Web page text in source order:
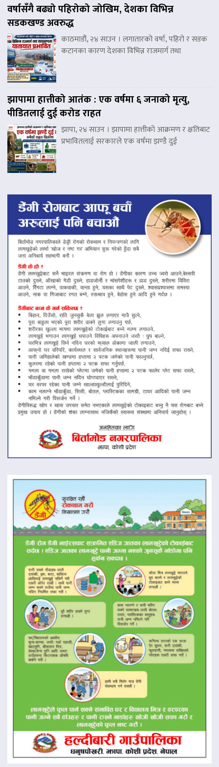
वर्षासँगै बढ्यो पहिरोको जोखिम, देशका विभिन्न
सडकखण्ड अवरुद्ध
काठमाडौं, २४ साउन । लगातारको वर्षा, पहिरो र सडक
कटानका कारण देशका विभिन्न राजमार्ग तथा
झापामा हात्तीको आतंक : एक वर्षमा ६ जनाको मृत्यु,
पीडितलाई दुई करोड राहत
झापा, २४ साउन । झापामा हात्तीको आक्रमण र क्षतिबाट
प्रभावितलाई सरकारले एक वर्षमा झण्डै दुई